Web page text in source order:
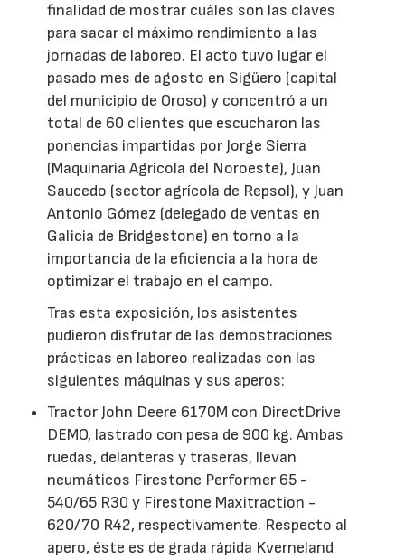
finalidad de mostrar cuáles son las claves
para sacar el máximo rendimiento a las
jornadas de laboreo. El acto tuvo lugar el
pasado mes de agosto en Sigüero (capital
del municipio de Oroso) y concentró a un
total de 60 clientes que escucharon las
ponencias impartidas por Jorge Sierra
(Maquinaria Agrícola del Noroeste), Juan
Saucedo (sector agrícola de Repsol), y Juan
Antonio Gómez (delegado de ventas en
Galicia de Bridgestone) en torno a la
importancia de la eficiencia a la hora de
optimizar el trabajo en el campo.
Tras esta exposición, los asistentes
pudieron disfrutar de las demostraciones
prácticas en laboreo realizadas con las
siguientes máquinas y sus aperos:
Tractor John Deere 6170M con DirectDrive
DEMO, lastrado con pesa de 900 kg. Ambas
ruedas, delanteras y traseras, llevan
neumáticos Firestone Performer 65 -
540/65 R30 y Firestone Maxitraction -
620/70 R42, respectivamente. Respecto al
apero, éste es de grada rápida Kverneland